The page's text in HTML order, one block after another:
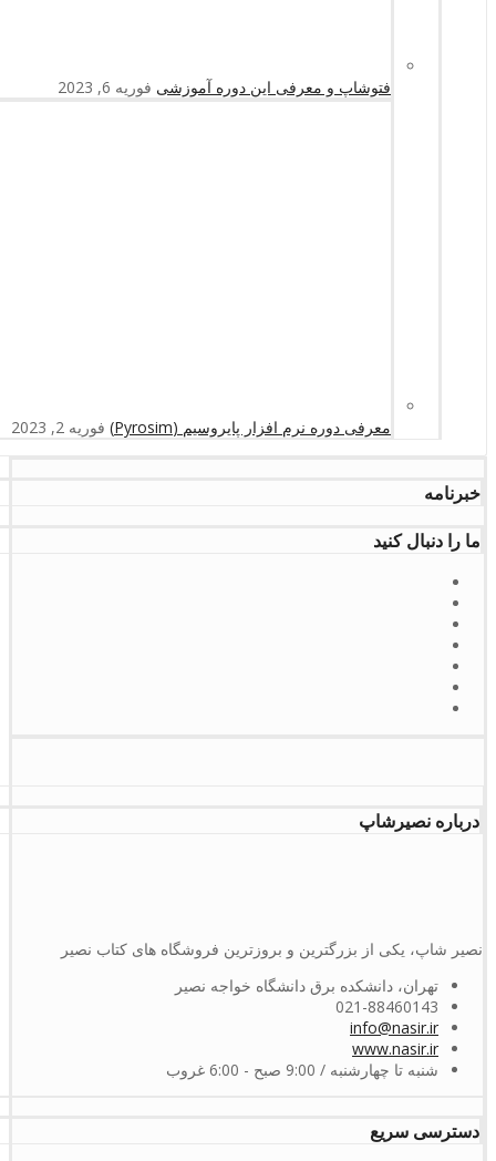
فتوشاپ و معرفی این دوره آموزشی فوریه 6, 2023
معرفی دوره نرم افزار پایروسیم (Pyrosim) فوریه 2, 2023
خبرنامه
ما را دنبال کنید
درباره نصیرشاپ
نصیر شاپ، یکی از بزرگترین و بروزترین فروشگاه های کتاب نصیر
تهران، دانشکده برق دانشگاه خواجه نصیر
021-88460143
info@nasir.ir
www.nasir.ir
شنبه تا چهارشنبه / 9:00 صبح - 6:00 غروب
دسترسی سریع